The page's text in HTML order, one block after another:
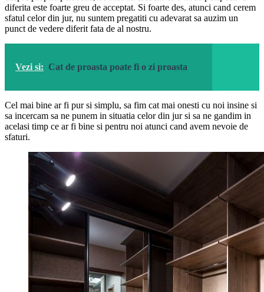
diferita este foarte greu de acceptat. Si foarte des, atunci cand cerem
sfatul celor din jur, nu suntem pregatiti cu adevarat sa auzim un
punct de vedere diferit fata de al nostru.
Vezi si: Cat de proasta poate fi o zi proasta
Cel mai bine ar fi pur si simplu, sa fim cat mai onesti cu noi insine si
sa incercam sa ne punem in situatia celor din jur si sa ne gandim in
acelasi timp ce ar fi bine si pentru noi atunci cand avem nevoie de
sfaturi.